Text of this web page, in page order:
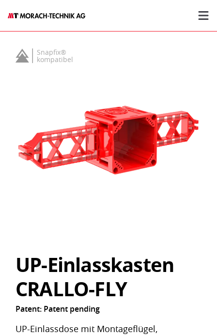
Snapfix®
kompatibel
UP-Einlasskasten
CRALLO-FLY
Patent: Patent pending
UP-Einlassdose mit Montageflügel,